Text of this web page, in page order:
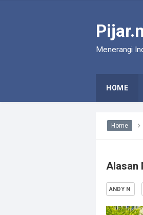
Menerangi
HOME
Home
Alasan
ANDY N